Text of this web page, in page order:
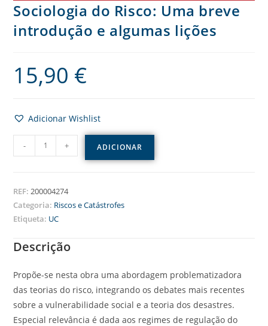
Sociologia do Risco: Uma breve
introdução e algumas lições
15,90 €
Adicionar Wishlist
- + ADICIONAR
REF: 200004274
Categoria: Riscos e Catástrofes
Etiqueta: UC
Descrição
Propõe-se nesta obra uma abordagem problematizadora
das teorias do risco, integrando os debates mais recentes
sobre a vulnerabilidade social e a teoria dos desastres.
Especial relevância é dada aos regimes de regulação do